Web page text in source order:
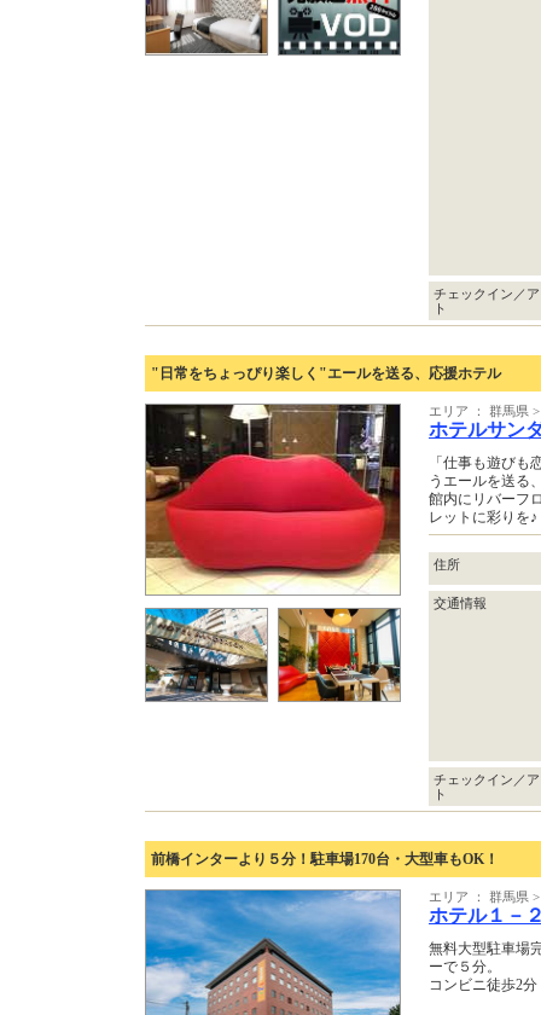
チェックイン／
ト
"日常をちょっぴり楽しく"エールを送る、応援ホテル
エリア ： 群馬県
ホテルサン
「仕事も遊び
うエールを送る
館内にリバーフ
レットに彩りを♪
住所
交通情報
チェックイン／
ト
前橋インターより５分！駐車場170台・大型車もOK！
エリア ： 群馬県
ホテル１－
無料大型駐車場
ーで５分。
コンビニ徒歩2